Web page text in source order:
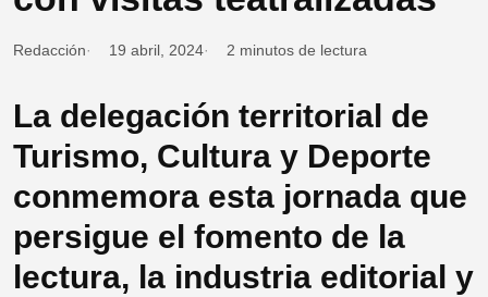
Redacción 19 abril, 2024 2 minutos de lectura
La delegación territorial de
Turismo, Cultura y Deporte
conmemora esta jornada que
persigue el fomento de la
lectura, la industria editorial y